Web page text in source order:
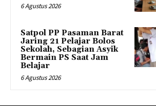
6 Agustus 2026
Satpol PP Pasaman Barat
Jaring 21 Pelajar Bolos
Sekolah, Sebagian Asyik
Bermain PS Saat Jam
Belajar
6 Agustus 2026